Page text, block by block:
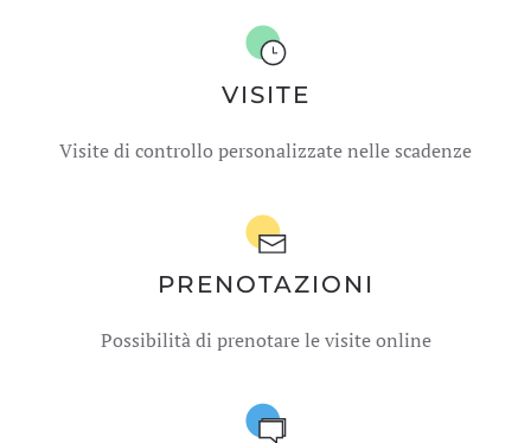
VISITE
Visite di controllo personalizzate nelle scadenze
PRENOTAZIONI
Possibilità di prenotare le visite online